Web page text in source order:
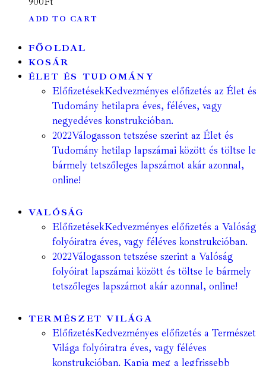
ADD TO CART
FŐOLDAL
KOSÁR
ÉLET ÉS TUDOMÁNY
ElőfizetésekKedvezményes előfizetés az Élet és
Tudomány hetilapra éves, féléves, vagy
negyedéves konstrukcióban.
2022Válogasson tetszése szerint az Élet és
Tudomány hetilap lapszámai között és töltse le
bármely tetszőleges lapszámot akár azonnal,
online!
VALÓSÁG
ElőfizetésekKedvezményes előfizetés a Valóság
folyóiratra éves, vagy féléves konstrukcióban.
2022Válogasson tetszése szerint a Valóság
folyóirat lapszámai között és töltse le bármely
tetszőleges lapszámot akár azonnal, online!
TERMÉSZET VILÁGA
ElőfizetésKedvezményes előfizetés a Természet
Világa folyóiratra éves, vagy féléves
konstrukcióban. Kapja meg a legfrissebb